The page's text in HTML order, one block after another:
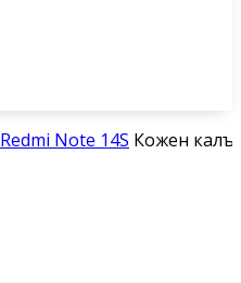
Redmi Note 14S Кожен